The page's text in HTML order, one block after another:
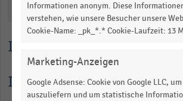
Lesehilfe
Informationen zur
Katalogisierung
Informationen anonym. Diese
verstehen, wie unsere Besucher unsere
Cookie-Name: _pk_*.* Cookie-Laufzeit: 13
Marketing-Anzeigen
Google Adsense: Cookie von Google LLC,
auszuliefern und um statistische